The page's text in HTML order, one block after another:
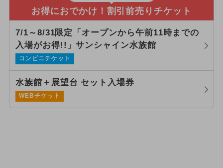
お得におでかけ！割引前売りチケット
7/1～8/31限定「オープンから午前11時までの
入場がお得!!」サンシャイン水族館
コンビニチケット
水族館＋展望台 セット入場券
WEBチケット